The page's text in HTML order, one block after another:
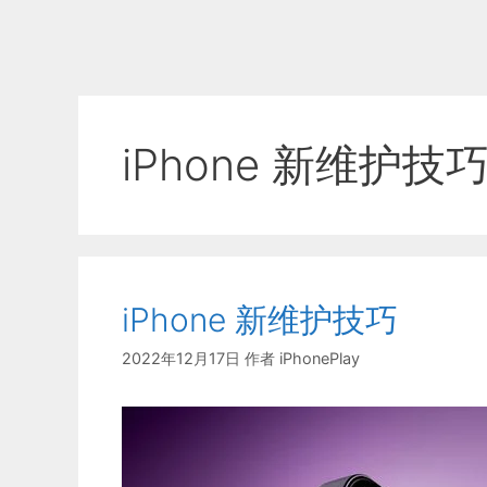
iPhone 新维护技
iPhone 新维护技巧
2022年12月17日 作者 iPhonePlay